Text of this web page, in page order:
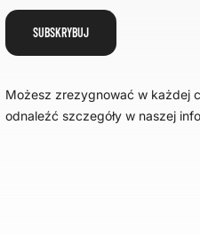
Możesz zrezygnować w każdej
odnaleźć szczegóły w naszej